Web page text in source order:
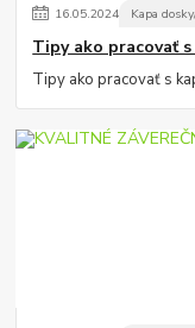
16.05.2024 Kapa
Tipy ako pracovať
Tipy ako pracovať s